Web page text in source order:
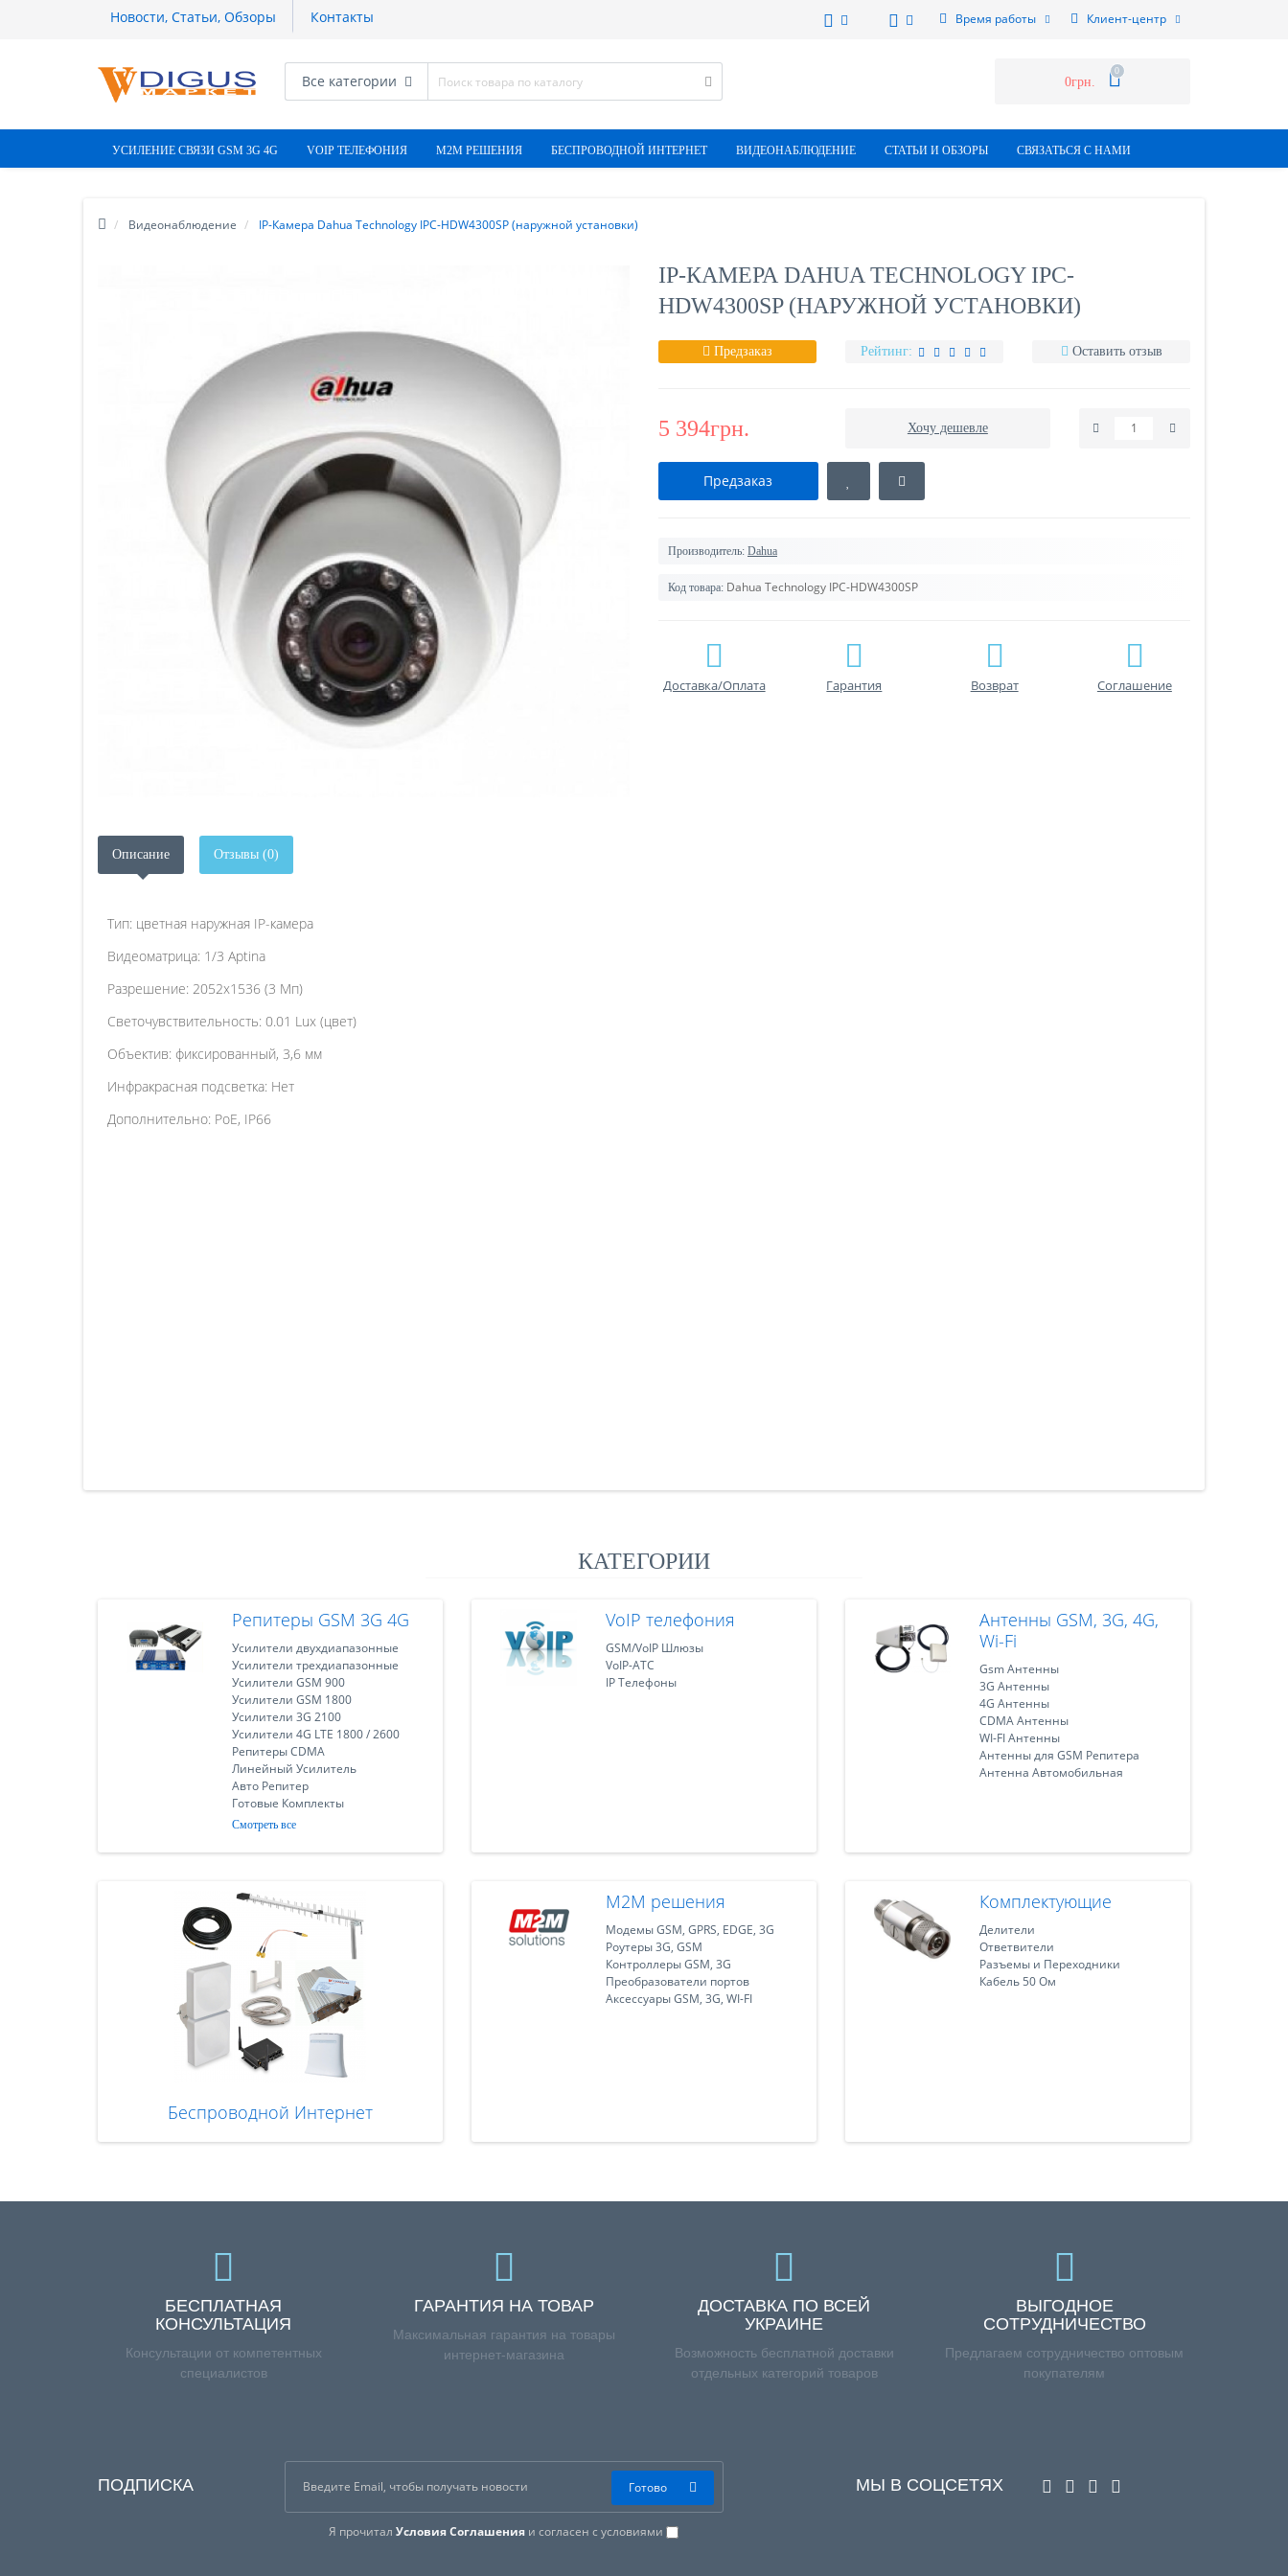
Новости, Статьи, Обзоры Контакты Время работы Клиент-центр
Все категории 0грн.
0
УСИЛЕНИЕ СВЯЗИ GSM 3G 4G VOIP ТЕЛЕФОНИЯ M2M РЕШЕНИЯ БЕСПРОВОДНОЙ ИНТЕРНЕТ ВИДЕОНАБЛЮДЕНИЕ СТАТЬИ И ОБЗОРЫ СВЯЗАТЬСЯ С НАМИ
Видеонаблюдение IP-Камера Dahua Technology IPC-HDW4300SP (наружной установки)
IP-КАМЕРА DAHUA TECHNOLOGY IPC-
HDW4300SP (НАРУЖНОЙ УСТАНОВКИ)
Предзаказ Рейтинг: Оставить отзыв
5 394грн. Хочу дешевле
Предзаказ
Производитель: Dahua
Код товара: Dahua Technology IPC-HDW4300SP
Доставка/Оплата Гарантия Возврат Соглашение
Описание Отзывы (0)
Тип: цветная наружная IP-камера
Видеоматрица: 1/3 Aptina
Разрешение: 2052х1536 (3 Мп)
Светочувствительность: 0.01 Lux (цвет)
Объектив: фиксированный, 3,6 мм
Инфракрасная подсветка: Нет
Дополнительно: PoE, IP66
КАТЕГОРИИ
Репитеры GSM 3G 4G
Усилители двухдиапазонные
Усилители трехдиапазонные
Усилители GSM 900
Усилители GSM 1800
Усилители 3G 2100
Усилители 4G LTE 1800 / 2600
Репитеры CDMA
Линейный Усилитель
Авто Репитер
Готовые Комплекты
Смотреть все
VoIP телефония
GSM/VoIP Шлюзы
VoIP-АТС
IP Телефоны
Антенны GSM, 3G, 4G,
Wi-Fi
Gsm Антенны
3G Антенны
4G Антенны
CDMA Антенны
WI-FI Антенны
Антенны для GSM Репитера
Антенна Автомобильная
Беспроводной Интернет
M2M решения
Модемы GSM, GPRS, EDGE, 3G
Роутеры 3G, GSM
Контроллеры GSM, 3G
Преобразователи портов
Аксессуары GSM, 3G, WI-FI
Комплектующие
Делители
Ответвители
Разъемы и Переходники
Кабель 50 Ом
БЕСПЛАТНАЯ
КОНСУЛЬТАЦИЯ
Консультации от компетентных
специалистов
ГАРАНТИЯ НА ТОВАР
Максимальная гарантия на товары
интернет-магазина
ДОСТАВКА ПО ВСЕЙ
УКРАИНЕ
Возможность бесплатной доставки
отдельных категорий товаров
ВЫГОДНОЕ
СОТРУДНИЧЕСТВО
Предлагаем сотрудничество оптовым
покупателям
ПОДПИСКА
Я прочиталУсловия Соглашения и согласен с условиями
Готово МЫ В СОЦСЕТЯХ